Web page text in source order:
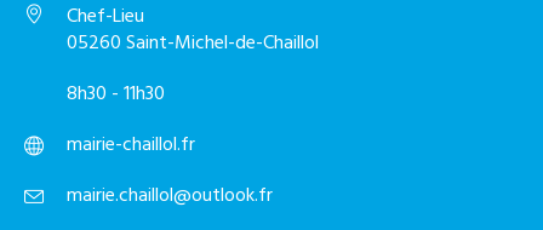
Chef-Lieu
05260 Saint-Michel-de-Chaillol
8h30 - 11h30
mairie-chaillol.fr
mairie.chaillol@outlook.fr